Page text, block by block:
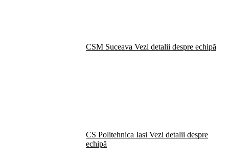
CSM Suceava Vezi detalii despre echipă
CS Politehnica Iasi Vezi detalii despre
echipă